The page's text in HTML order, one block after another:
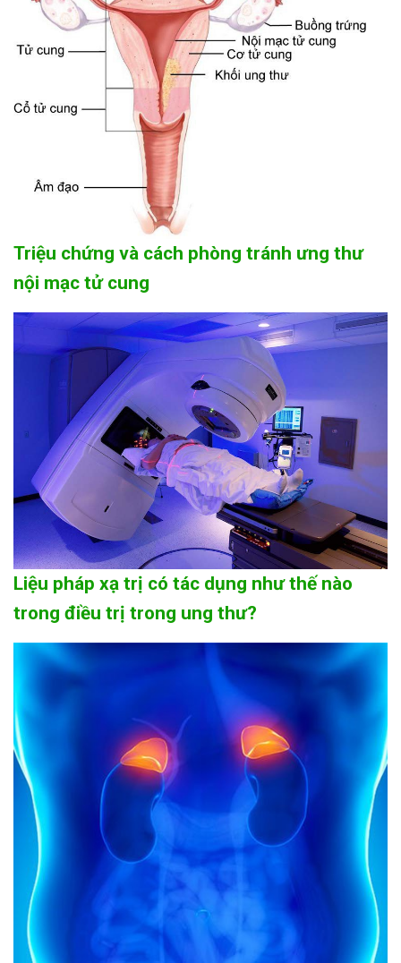
Triệu chứng và cách phòng tránh ưng thư
nội mạc tử cung
Liệu pháp xạ trị có tác dụng như thế nào
trong điều trị trong ung thư?